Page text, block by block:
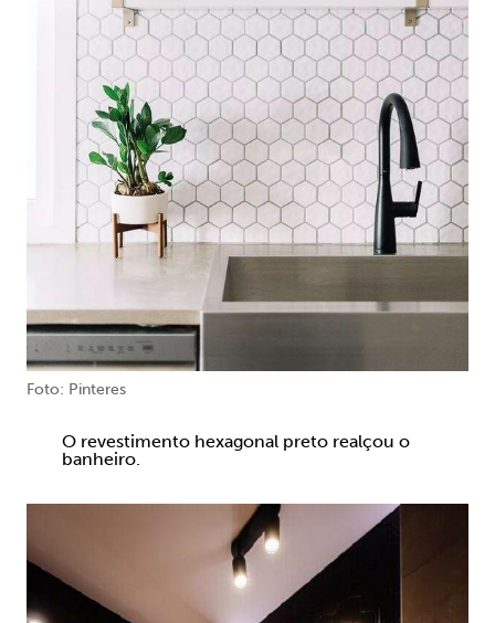
Foto: Pinteres
O revestimento hexagonal preto realçou o
banheiro.